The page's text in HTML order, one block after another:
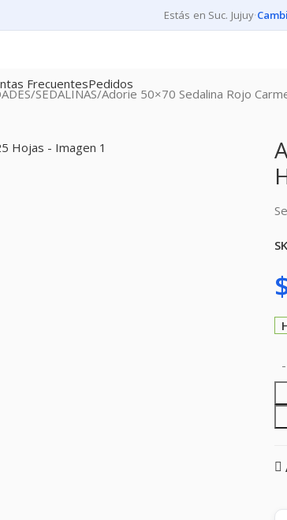
Estás en Suc. Jujuy·
FrecuentesPedidos
SEDALINAS Adorie 50×70 Sedalina Rojo